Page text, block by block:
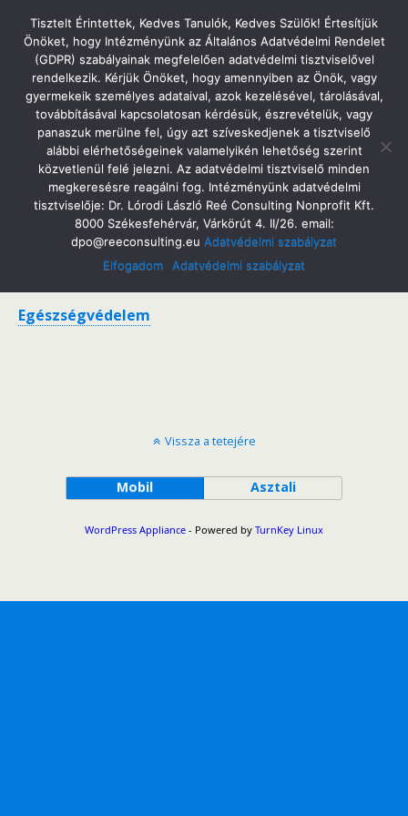
Tatabányai Árpád Gimnázium
Iskolánk
Bemutatkozunk
Csengetési rend
Elérhetőség
Egészségvédelem
Vissza a tetejére
Mobil Asztali
Tisztelt Érintettek, Kedves Tanulók, Kedves Szülők! Értesítjük
Önöket, hogy Intézményünk az Általános Adatvédelmi Rendelet
(GDPR) szabályainak megfelelően adatvédelmi tisztviselővel
rendelkezik. Kérjük Önöket, hogy amennyiben az Önök, vagy
gyermekeik személyes adataival, azok kezelésével, tárolásával,
továbbításával kapcsolatosan kérdésük, észrevételük, vagy
panaszuk merülne fel, úgy azt szíveskedjenek a tisztviselő
alábbi elérhetőségeinek valamelyikén lehetőség szerint
közvetlenül felé jelezni. Az adatvédelmi tisztviselő minden
megkeresésre reagálni fog. Intézményünk adatvédelmi
tisztviselője: Dr. Lórodi László Reé Consulting Nonprofit Kft.
8000 Székesfehérvár, Várkörút 4. II/26. email:
dpo@reeconsulting.eu Adatvédelmi szabályzat
Elfogadom
Adatvédelmi szabályzat
WordPress Appliance - Powered by TurnKey Linux